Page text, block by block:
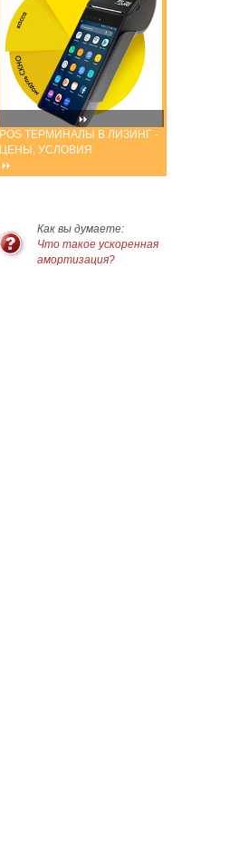
POS ТЕРМИНАЛЫ В ЛИЗИНГ -
ЦЕНЫ, УСЛОВИЯ
Как вы думаете:
Что такое ускоренная
амортизация?